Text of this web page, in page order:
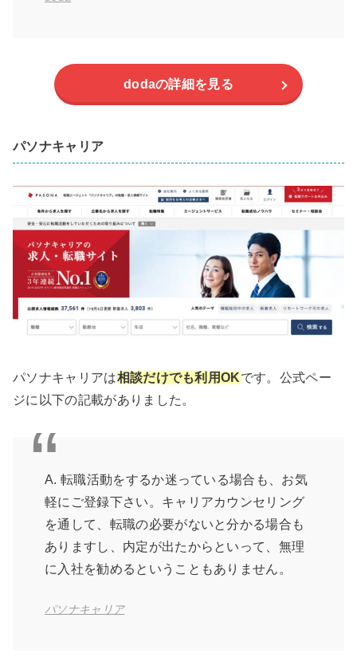
dodaの詳細を見る
パソナキャリア
パソナキャリアは相談だけでも利用OKです。公式ペー
ジに以下の記載がありました。
A. 転職活動をするか迷っている場合も、お気
軽にご登録下さい。キャリアカウンセリング
を通して、転職の必要がないと分かる場合も
ありますし、内定が出たからといって、無理
に入社を勧めるということもありません。
パソナキャリア